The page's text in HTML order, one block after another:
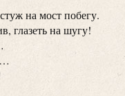
на мост побегу.
глазеть на шугу!